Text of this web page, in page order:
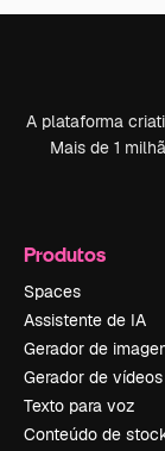
A plataforma
Mais de 1
Produtos
Spaces
Assistente de IA
Gerador de
Gerador de vídeos
Texto para voz
Conteúdo de